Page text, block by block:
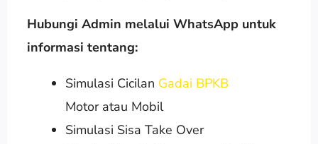
Hubungi Admin melalui WhatsApp untuk
informasi tentang:
Simulasi Cicilan Gadai BPKB
Motor atau Mobil
Simulasi Sisa Take Over